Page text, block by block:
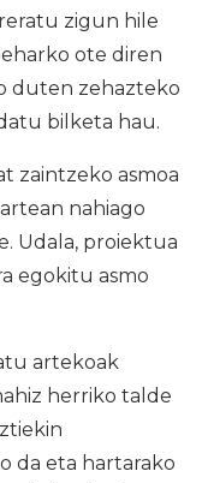
zigun hile
ote diren
duten zehazteko
bilketa hau.
zaintzeko asmoa
nahiago
Udala, proiektua
egokitu asmo
artekoak
herriko talde
da eta hartarako